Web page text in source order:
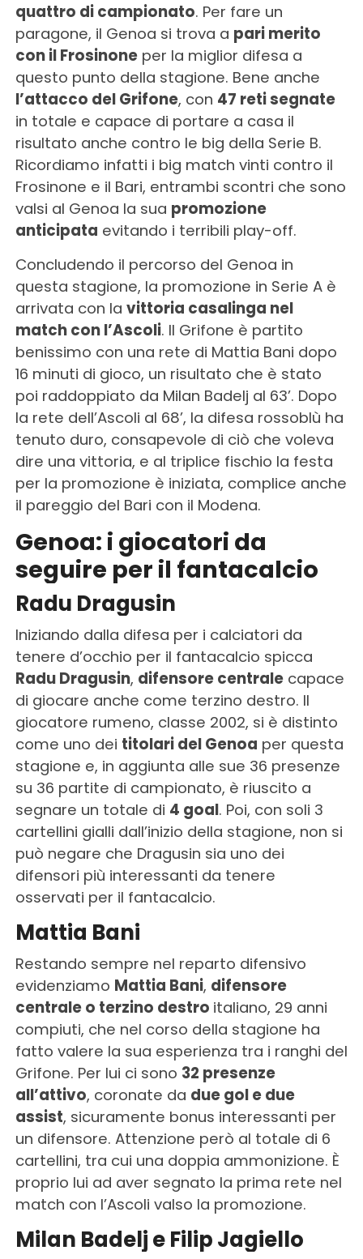
quattro di campionato. Per fare un
paragone, il Genoa si trova a pari merito
con il Frosinoneper la miglior difesa a
questo punto della stagione. Bene anche
l’attacco del Grifone, con 47 reti segnate
in totale e capace di portare a casa il
risultato anche contro le big della Serie B.
Ricordiamo infatti i big match vinti contro il
Frosinone e il Bari, entrambi scontri che sono
valsi al Genoa la sua promozione
anticipata evitando i terribili play-off.
Concludendo il percorso del Genoa in
questa stagione, la promozione in Serie A è
arrivata con la vittoria casalinga nel
match con l’Ascoli. Il Grifone è partito
benissimo con una rete di Mattia Bani dopo
16 minuti di gioco, un risultato che è stato
poi raddoppiato da Milan Badelj al 63’. Dopo
la rete dell’Ascoli al 68’, la difesa rossoblù ha
tenuto duro, consapevole di ciò che voleva
dire una vittoria, e al triplice fischio la festa
per la promozione è iniziata, complice anche
il pareggio del Bari con il Modena.
Genoa: i giocatori da
seguire per il fantacalcio
Radu Dragusin
Iniziando dalla difesa per i calciatori da
tenere d’occhio per il fantacalcio spicca
Radu Dragusin, difensore centralecapace
di giocare anche come terzino destro. Il
giocatore rumeno, classe 2002, si è distinto
come uno dei titolari del Genoa per questa
stagione e, in aggiunta alle sue 36 presenze
su 36 partite di campionato, è riuscito a
segnare un totale di 4 goal. Poi, con soli 3
cartellini gialli dall’inizio della stagione, non si
può negare che Dragusin sia uno dei
difensori più interessanti da tenere
osservati per il fantacalcio.
Mattia Bani
Restando sempre nel reparto difensivo
evidenziamo Mattia Bani, difensore
centrale o terzino destro italiano, 29 anni
compiuti, che nel corso della stagione ha
fatto valere la sua esperienza tra i ranghi del
Grifone. Per lui ci sono 32 presenze
all’attivo, coronate da due gol e due
assist, sicuramente bonus interessanti per
un difensore. Attenzione però al totale di 6
cartellini, tra cui una doppia ammonizione. È
proprio lui ad aver segnato la prima rete nel
match con l’Ascoli valso la promozione.
Milan Badelj e Filip Jagiello